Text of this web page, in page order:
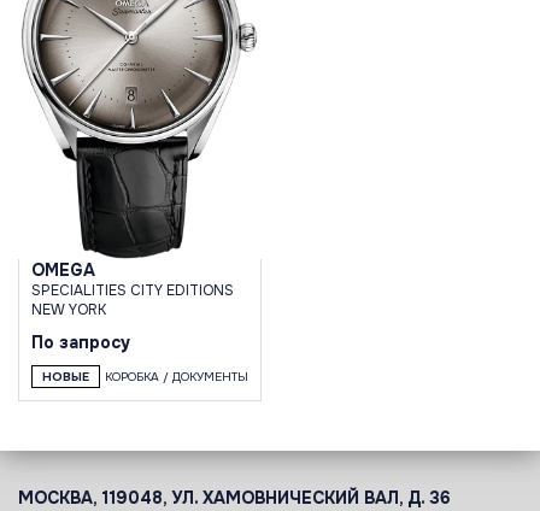
OMEGA
SPECIALITIES CITY EDITIONS
NEW YORK
По запросу
НОВЫЕ КОРОБКА / ДОКУМЕНТЫ
МОСКВА, 119048, УЛ. ХАМОВНИЧЕСКИЙ ВАЛ, Д. 36